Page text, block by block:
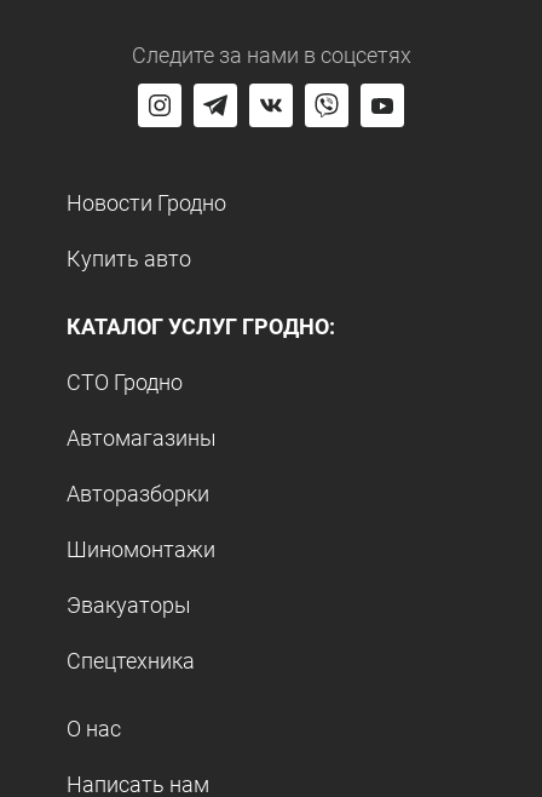
Следите за нами в соцсетях
Новости Гродно
Купить авто
КАТАЛОГ УСЛУГ ГРОДНО:
СТО Гродно
Автомагазины
Авторазборки
Шиномонтажи
Эвакуаторы
Спецтехника
О нас
Написать нам